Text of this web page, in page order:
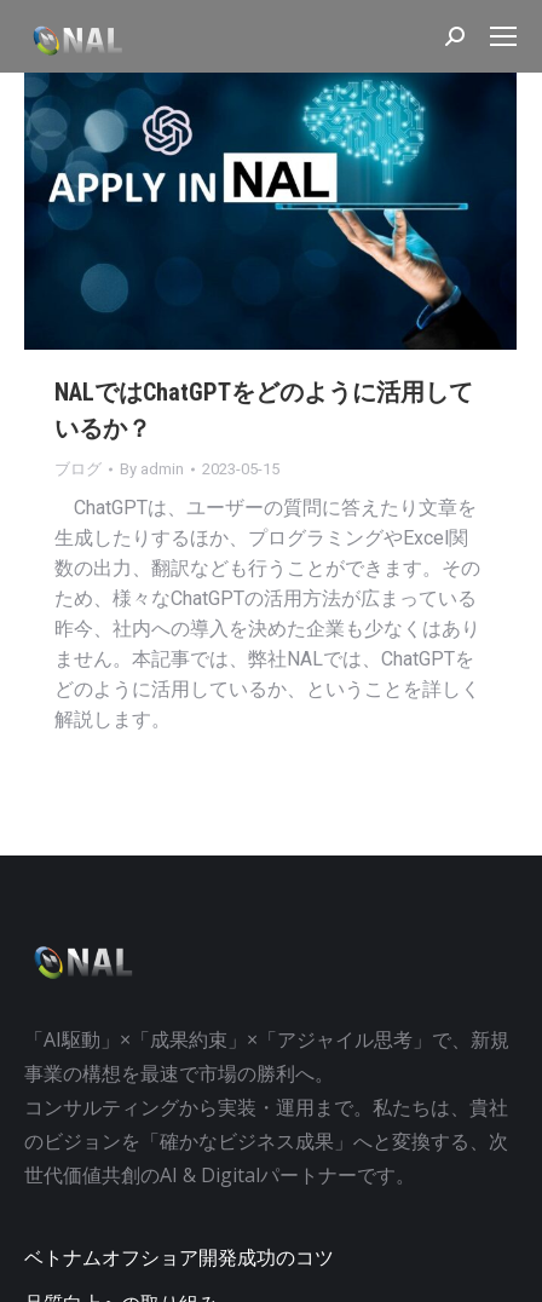
Search:
NALではChatGPTをどのように活用して
いるか？
ブログ By admin 2023-05-15
ChatGPTは、ユーザーの質問に答えたり文章を
生成したりするほか、プログラミングやExcel関
数の出力、翻訳なども行うことができます。その
ため、様々なChatGPTの活用方法が広まっている
昨今、社内への導入を決めた企業も少なくはあり
ません。本記事では、弊社NALでは、ChatGPTを
どのように活用しているか、ということを詳しく
解説します。
「AI駆動」×「成果約束」×「アジャイル思考」で、新規
事業の構想を最速で市場の勝利へ。
コンサルティングから実装・運用まで。私たちは、貴社
のビジョンを「確かなビジネス成果」へと変換する、次
世代価値共創のAI & Digitalパートナーです。
ベトナムオフショア開発成功のコツ